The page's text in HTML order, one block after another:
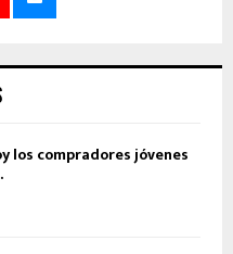
los compradores jóvenes